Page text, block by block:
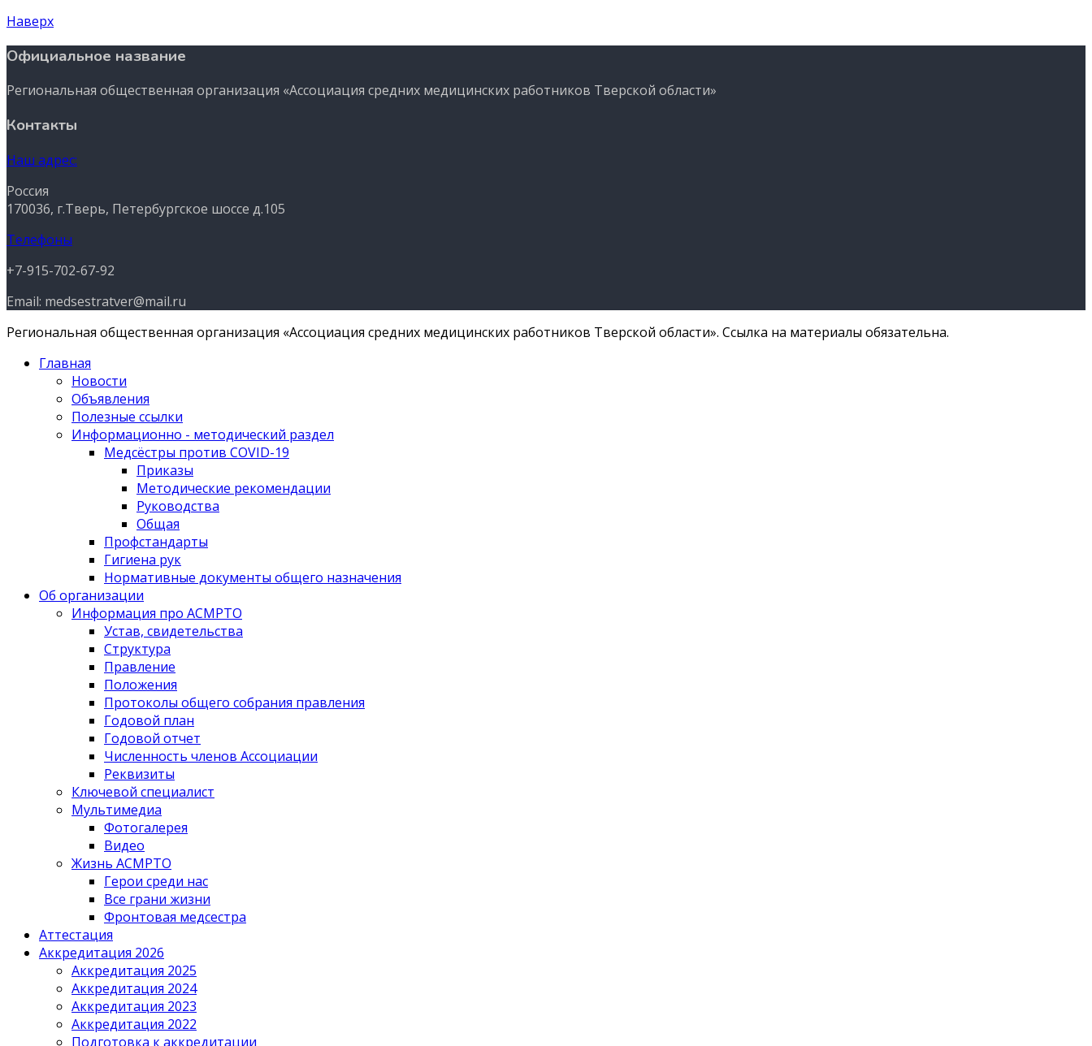
Наверх
Официальное название
Региональная общественная организация «Ассоциация средних медицинских работников Тверской области»
Контакты
Наш адрес:
Россия
170036, г.Тверь, Петербургское шоссе д.105
Телефоны
+7-915-702-67-92
Email: medsestratver@mail.ru
Региональная общественная организация «Ассоциация средних медицинских работников Тверской области». Ссылка на материалы обязательна.
Главная
Новости
Объявления
Полезные ссылки
Информационно - методический раздел
Медсёстры против COVID-19
Приказы
Методические рекомендации
Руководства
Общая
Профстандарты
Гигиена рук
Нормативные документы общего назначения
Об организации
Информация про АСМРТО
Устав, свидетельства
Структура
Правление
Положения
Протоколы общего собрания правления
Годовой план
Годовой отчет
Численность членов Ассоциации
Реквизиты
Ключевой специалист
Мультимедиа
Фотогалерея
Видео
Жизнь АСМРТО
Герои среди нас
Все грани жизни
Фронтовая медсестра
Аттестация
Аккредитация 2026
Аккредитация 2025
Аккредитация 2024
Аккредитация 2023
Аккредитация 2022
Подготовка к аккредитации